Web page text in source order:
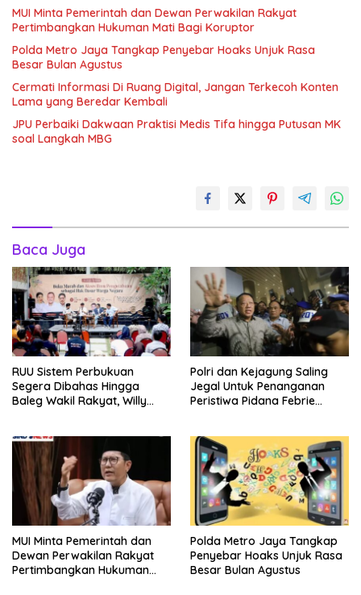
MUI Minta Pemerintah dan Dewan Perwakilan Rakyat
Pertimbangkan Hukuman Mati Bagi Koruptor
Polda Metro Jaya Tangkap Penyebar Hoaks Unjuk Rasa
Besar Bulan Agustus
Cermati Informasi Di Ruang Digital, Jangan Terkecoh Konten
Lama yang Beredar Kembali
JPU Perbaiki Dakwaan Praktisi Medis Tifa hingga Putusan MK
soal Langkah MBG
Baca Juga
RUU Sistem Perbukuan
Segera Dibahas Hingga
Baleg Wakil Rakyat, Willy
Polri dan Kejagung Saling
Jegal Untuk Penanganan
Peristiwa Pidana Febrie
MUI Minta Pemerintah dan
Dewan Perwakilan Rakyat
Pertimbangkan Hukuman
Polda Metro Jaya Tangkap
Penyebar Hoaks Unjuk Rasa
Besar Bulan Agustus